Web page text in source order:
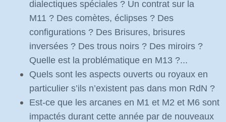
dialectiques spéciales ? Un contrat sur la
M11 ? Des comètes, éclipses ? Des
configurations ? Des Brisures, brisures
inversées ? Des trous noirs ? Des miroirs ?
Quelle est la problématique en M13 ?...
Quels sont les aspects ouverts ou royaux en
particulier s’ils n’existent pas dans mon RdN ?
Est-ce que les arcanes en M1 et M2 et M6 sont
impactés durant cette année par de nouveaux